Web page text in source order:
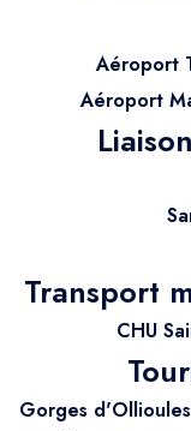
Trajet Port
Trajet
Trajet Santé
Trajet
Actualités
Contactez-
Aéroport
Aéroport
Transport
CHU
Gorges d'Ollioules